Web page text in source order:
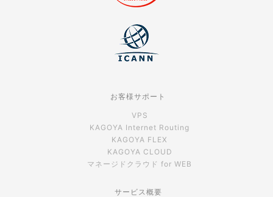
お客様サポート
VPS
KAGOYA Internet Routing
KAGOYA FLEX
KAGOYA CLOUD
マネージドクラウド for WEB
サービス概要